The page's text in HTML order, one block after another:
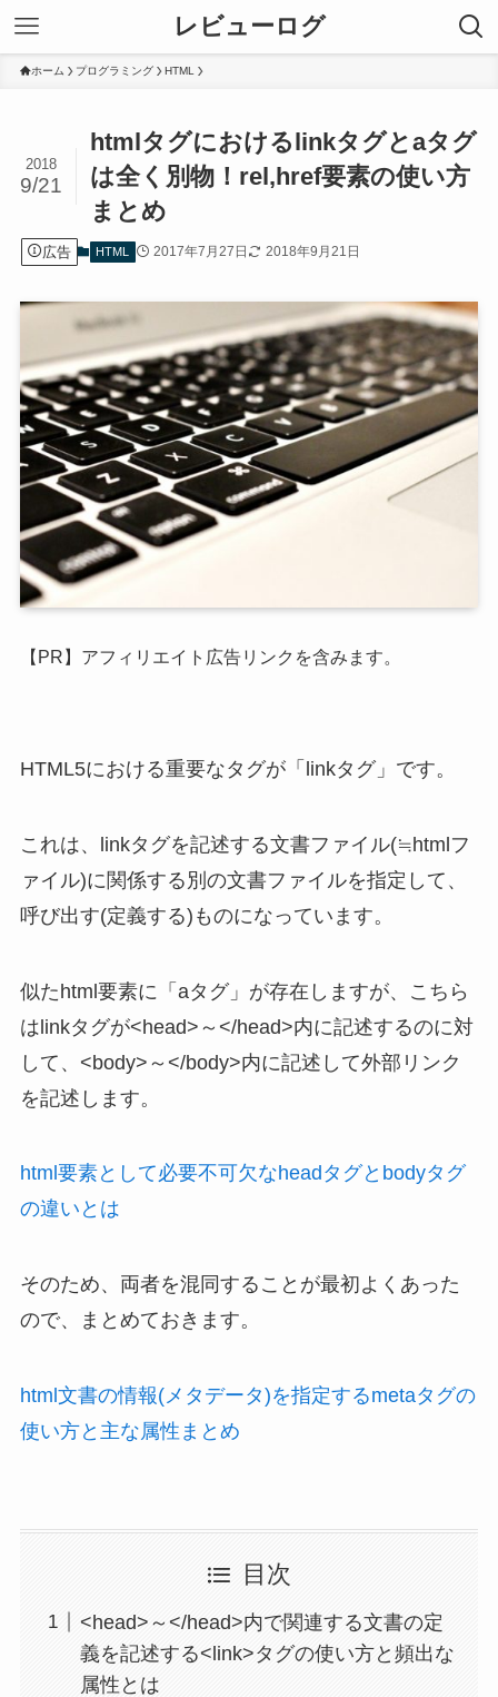
レビューログ
ホーム プログラミング HTML
htmlタグにおけるlinkタグとaタグ
は全く別物！rel,href要素の使い方
まとめ
2018
9/21
広告 HTML 2017年7月27日 2018年9月21日
【PR】アフィリエイト広告リンクを含みます。
HTML5における重要なタグが「linkタグ」です。
これは、linkタグを記述する文書ファイル(≒htmlフ
ァイル)に関係する別の文書ファイルを指定して、
呼び出す(定義する)ものになっています。
似たhtml要素に「aタグ」が存在しますが、こちら
はlinkタグが<head>～</head>内に記述するのに対
して、<body>～</body>内に記述して外部リンク
を記述します。
html要素として必要不可欠なheadタグとbodyタグ
の違いとは
そのため、両者を混同することが最初よくあった
ので、まとめておきます。
html文書の情報(メタデータ)を指定するmetaタグの
使い方と主な属性まとめ
目次
<head>～</head>内で関連する文書の定
義を記述する<link>タグの使い方と頻出な
属性とは